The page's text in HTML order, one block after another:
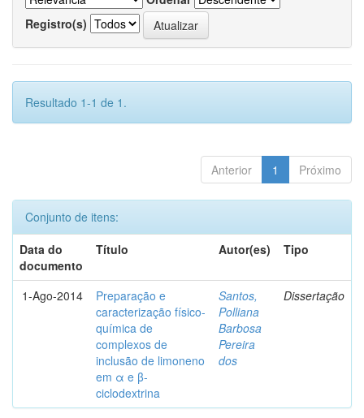
Registro(s)
Resultado 1-1 de 1.
Anterior 1 Próximo
Conjunto de itens:
Data do
documento
Título Autor(es) Tipo
1-Ago-2014
Preparação e
caracterização físico-
química de
complexos de
inclusão de limoneno
em α e β-
ciclodextrina
Santos,
Polliana
Barbosa
Pereira
dos
Dissertação